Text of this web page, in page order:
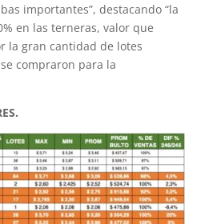
importantes”, destacando “la
en las terneras, valor que
la gran cantidad de lotes
compraron para la